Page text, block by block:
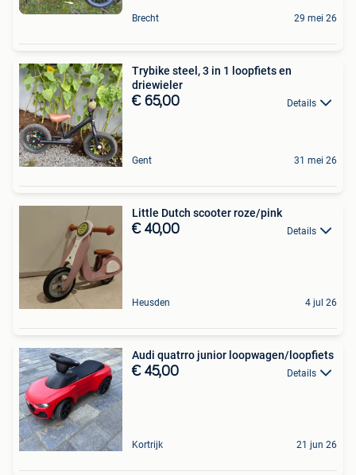
Brecht 29 mei 26
Trybike steel, 3 in 1 loopfiets en
driewieler
€ 65,00 Details
Gent 31 mei 26
Little Dutch scooter roze/pink
€ 40,00 Details
Heusden 4 jul 26
Audi quatrro junior loopwagen/loopfiets
€ 45,00 Details
Kortrijk 21 jun 26